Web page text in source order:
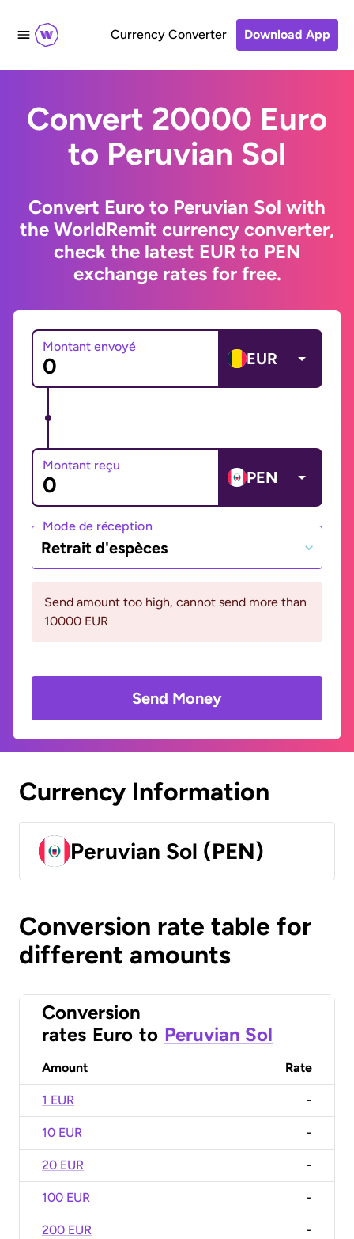
Currency Converter Download App
Convert 20000 Euro
to Peruvian Sol
Convert Euro to Peruvian Sol with
the WorldRemit currency converter,
check the latest EUR to PEN
exchange rates for free.
Montant envoyé
EUR
Montant reçu
PEN
Mode de réception
Retrait d'espèces
Send amount too high, cannot send more than
10000 EUR
Send Money
Currency Information
Peruvian Sol (PEN)
Conversion rate table for
different amounts
Conversion
rates Euro to Peruvian Sol
Amount Rate
1 EUR -
10 EUR -
20 EUR -
100 EUR -
200 EUR -